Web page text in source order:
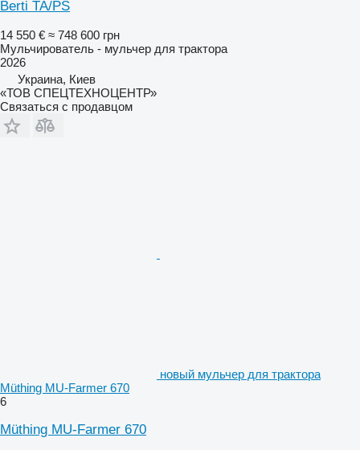
Berti TA/PS
14 550 € ≈ 748 600 грн
Мульчирователь - мульчер для трактора
2026
Украина, Киев
«ТОВ СПЕЦТЕХНОЦЕНТР»
Связаться с продавцом
новый мульчер для трактора
Müthing MU-Farmer 670
6
Müthing MU-Farmer 670